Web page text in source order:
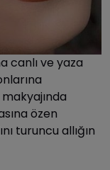
canlı ve yaza
özen
turuncu allığın